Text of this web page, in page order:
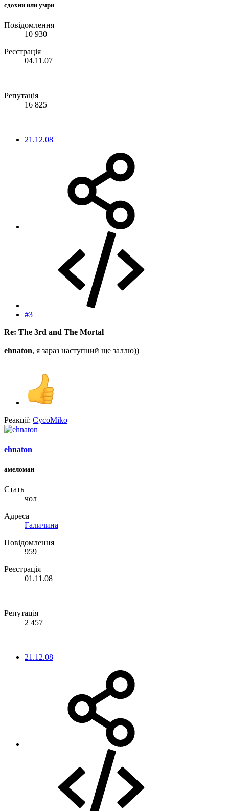
сдохни или умри
Повідомлення
10 930
Реєстрація
04.11.07
Репутація
16 825
21.12.08
#3
Re: The 3rd and The Mortal
ehnaton, я зараз наступний ще заллю))
Реакції: CycoMiko
ehnaton
амеломан
Стать
чол
Адреса
Галичина
Повідомлення
959
Реєстрація
01.11.08
Репутація
2 457
21.12.08